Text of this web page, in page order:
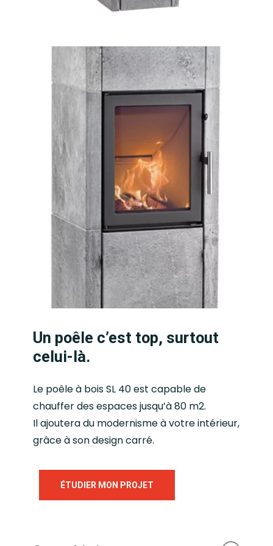
Un poêle c’est top, surtout
celui-là.
Le poêle à bois SL 40 est capable de
chauffer des espaces jusqu’à 80 m2.
Il ajoutera du modernisme à votre intérieur,
grâce à son design carré.
ÉTUDIER MON PROJET